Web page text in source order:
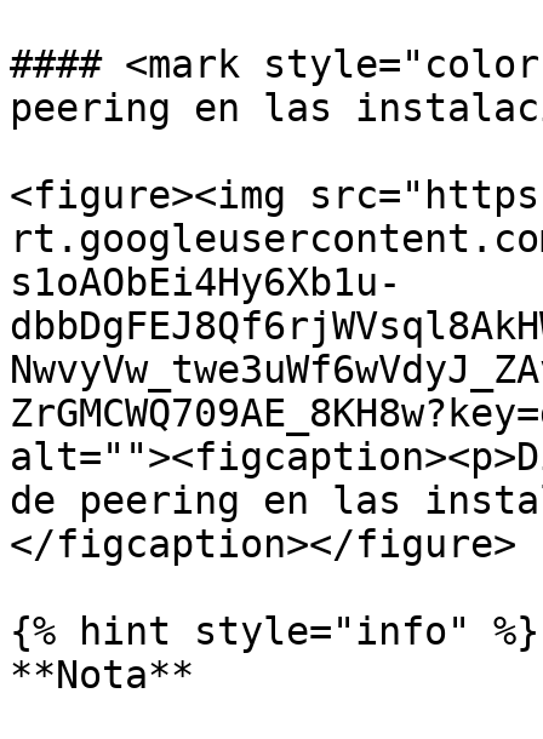
#### <mark
peering en las
<figure><img
rt.googleusercontent.com/
s1oAObEi4Hy6Xb1u-
de peering en las
</figcaption></figure>
{% hint style="info" %}
**Nota**